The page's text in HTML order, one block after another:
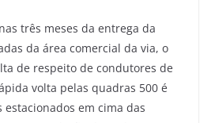
três meses da entrega da
da área comercial da via, o
de respeito de condutores de
volta pelas quadras 500 é
em cima das